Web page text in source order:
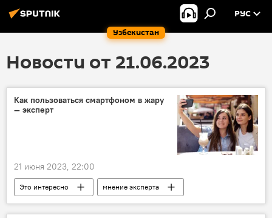
Узбекистан
РУС
Новости от 21.06.2023
Как пользоваться смартфоном в жару
— эксперт
21 июня 2023, 22:00
Это интересно
мнение эксперта
технологии
смартфон
жара